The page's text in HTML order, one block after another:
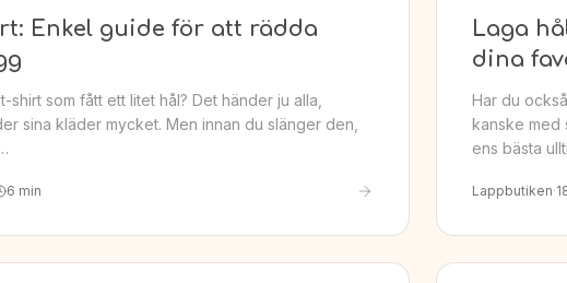
Enkel guide för att rädda
som fått ett litet hål? Det händer ju alla,
sina kläder mycket. Men innan du slänger den,
6 min
Laga
dina
Har du
kanske med
ens bästa
Lappbutiken·